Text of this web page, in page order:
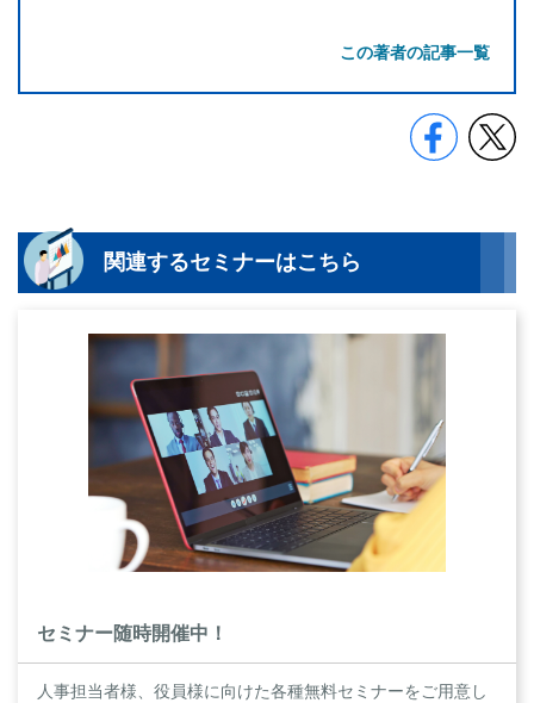
この著者の記事一覧
関連するセミナーはこちら
セミナー随時開催中！
人事担当者様、役員様に向けた各種無料セミナーをご用意し